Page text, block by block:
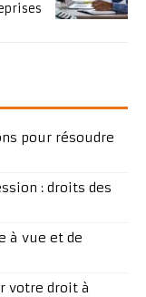
pour résoudre
: droits des
à vue et de
votre droit à